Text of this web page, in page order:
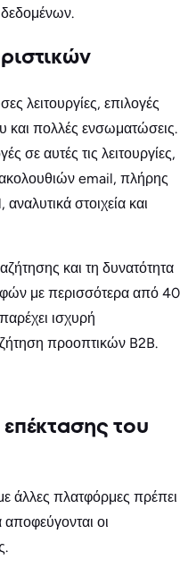
δεδομένων.
λειτουργίες, επιλογές
και πολλές ενσωματώσεις.
σε αυτές τις λειτουργίες,
email, πλήρης
στοιχεία και
και τη δυνατότητα
με περισσότερα από 40
ισχυρή
προοπτικών B2B.
επέκτασης του
άλλες πλατφόρμες πρέπει
οι